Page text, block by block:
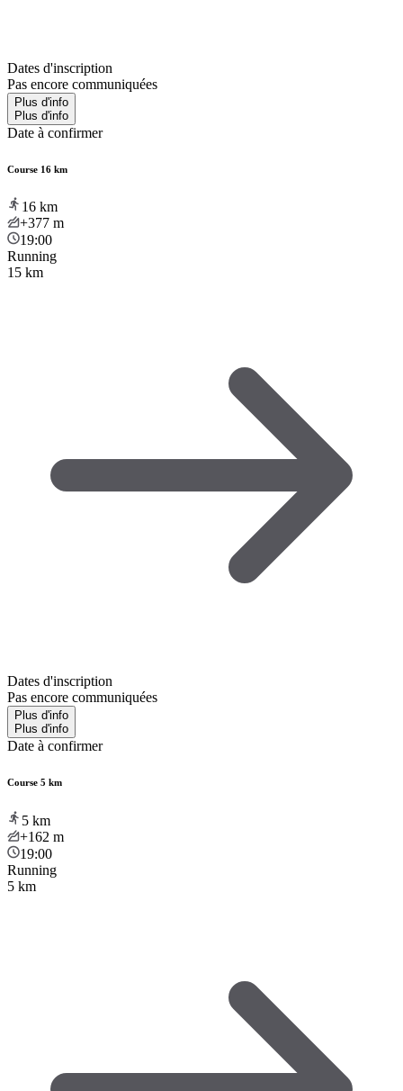
Dates d'inscription
Pas encore communiquées
Plus d'info
Plus d'info
Date à confirmer
Course 16 km
16 km
+377 m
19:00
Running
15 km
Dates d'inscription
Pas encore communiquées
Plus d'info
Plus d'info
Date à confirmer
Course 5 km
5 km
+162 m
19:00
Running
5 km